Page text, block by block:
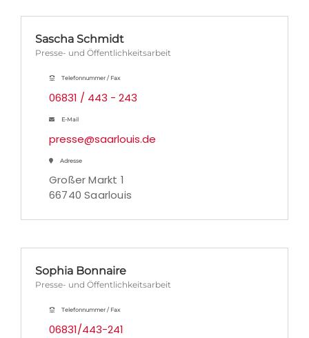
Sascha Schmidt
Presse- und Öffentlichkeitsarbeit
Telefonnummer / Fax
06831 / 443 - 243
E-Mail
presse@saarlouis.de
Adresse
Großer Markt 1
66740 Saarlouis
Sophia Bonnaire
Presse- und Öffentlichkeitsarbeit
Telefonnummer / Fax
06831/443-241